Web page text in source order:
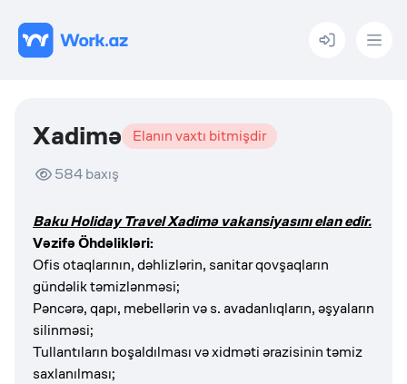
Menu
Xadimə
Elanın vaxtı bitmişdir
584baxış
Baku Holiday Travel Xadimə vakansiyasını elan edir.
Vəzifə Öhdəlikləri:
Ofis otaqlarının, dəhlizlərin, sanitar qovşaqların
gündəlik təmizlənməsi;
Pəncərə, qapı, mebellərin və s. avadanlıqların, əşyaların
silinməsi;
Tullantıların boşaldılması və xidməti ərazisinin təmiz
saxlanılması;